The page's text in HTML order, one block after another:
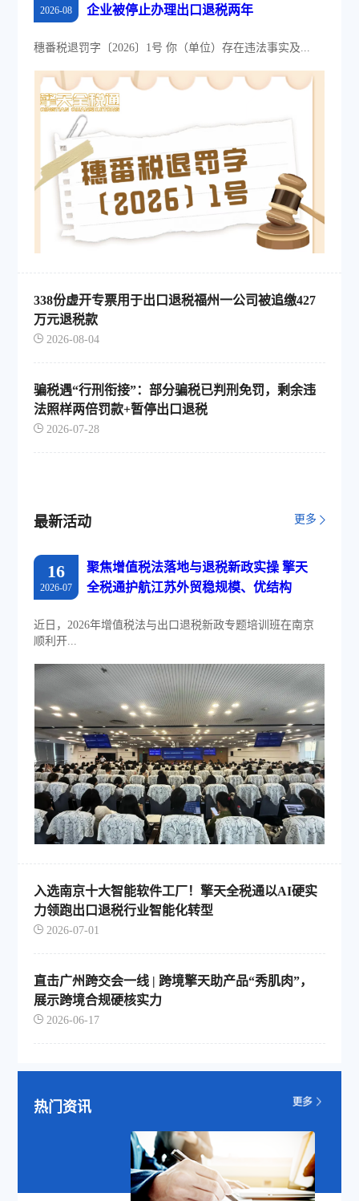
2026-08 企业被停止办理出口退税两年
穗番税退罚字〔2026〕1号 你（单位）存在违法事实及...
338份虚开专票用于出口退税福州一公司被追缴427
万元退税款
2026-08-04
骗税遇“行刑衔接”：部分骗税已判刑免罚，剩余违
法照样两倍罚款+暂停出口退税
2026-07-28
最新活动 更多
16
2026-07
聚焦增值税法落地与退税新政实操 擎天
全税通护航江苏外贸稳规模、优结构
近日，2026年增值税法与出口退税新政专题培训班在南京
顺利开...
入选南京十大智能软件工厂！擎天全税通以AI硬实
力领跑出口退税行业智能化转型
2026-07-01
直击广州跨交会一线 | 跨境擎天助产品“秀肌肉”，
展示跨境合规硬核实力
2026-06-17
热门资讯